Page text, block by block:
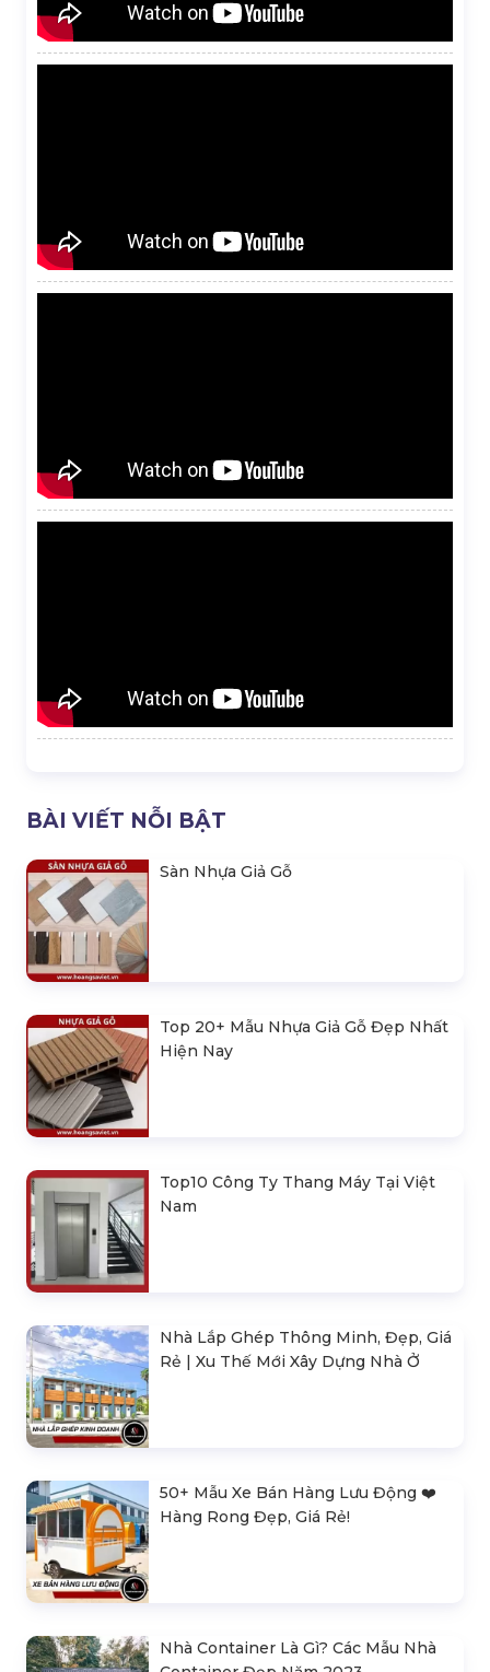
BÀI VIẾT NỖI BẬT
Sàn Nhựa Giả Gỗ
Top 20+ Mẫu Nhựa Giả Gỗ Đẹp Nhất
Hiện Nay
Top10 Công Ty Thang Máy Tại Việt
Nam
Nhà Lắp Ghép Thông Minh, Đẹp, Giá
Rẻ | Xu Thế Mới Xây Dựng Nhà Ở
50+ Mẫu Xe Bán Hàng Lưu Động ❤️️
Hàng Rong Đẹp, Giá Rẻ!
Nhà Container Là Gì? Các Mẫu Nhà